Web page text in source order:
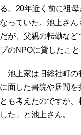
る。20年近く前に祖
なっていた。池上さ
だが、父親の転勤な
プのNPOに貸したこ
池上家は旧総社町の
に面した書院や居間
とも考えたのですが
した」と池上さん。